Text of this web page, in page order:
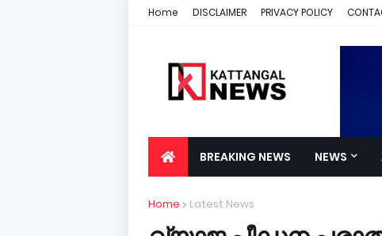
Home DISCLAIMER PRIVACY POLICY
BREAKING NEWS NEWS
Home Latest News